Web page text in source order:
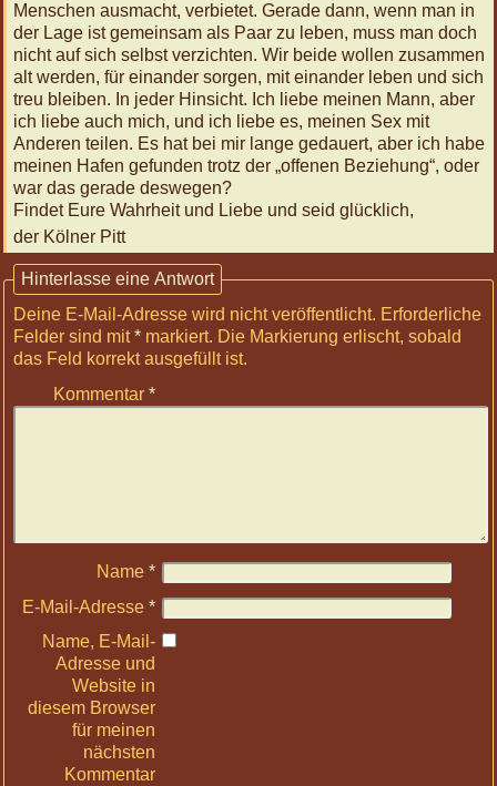
Menschen ausmacht, verbietet. Gerade dann, wenn man in
der Lage ist gemeinsam als Paar zu leben, muss man doch
nicht auf sich selbst verzichten. Wir beide wollen zusammen
alt werden, für einander sorgen, mit einander leben und sich
treu bleiben. In jeder Hinsicht. Ich liebe meinen Mann, aber
ich liebe auch mich, und ich liebe es, meinen Sex mit
Anderen teilen. Es hat bei mir lange gedauert, aber ich habe
meinen Hafen gefunden trotz der „offenen Beziehung“, oder
war das gerade deswegen?
Findet Eure Wahrheit und Liebe und seid glücklich,
der Kölner Pitt
Hinterlasse eine Antwort
Deine E-Mail-Adresse wird nicht veröffentlicht. Erforderliche
Felder sind mit* markiert. Die Markierung erlischt, sobald
das Feld korrekt ausgefüllt ist.
Kommentar *
Name *
E-Mail-Adresse *
Name, E-Mail-
Adresse und
Website in
diesem Browser
für meinen
nächsten
Kommentar